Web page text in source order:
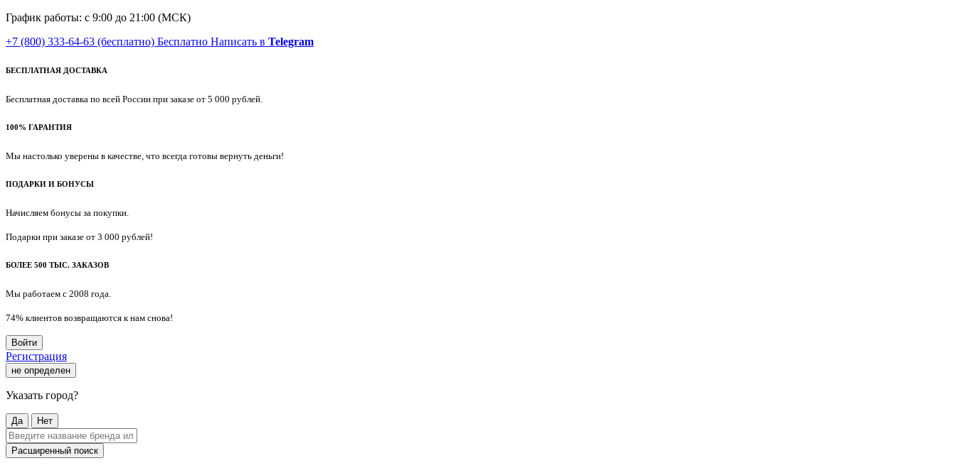
График работы: с 9:00 до 21:00 (МСК)
+7 (800) 333-64-63 (бесплатно) Бесплатно Написать в Telegram
БЕСПЛАТНАЯ ДОСТАВКА
Бесплатная доставка по всей России при заказе от 5 000 рублей.
100% ГАРАНТИЯ
Мы настолько уверены в качестве, что всегда готовы вернуть деньги!
ПОДАРКИ И БОНУСЫ
Начисляем бонусы за покупки.
Подарки при заказе от 3 000 рублей!
БОЛЕЕ 500 ТЫС. ЗАКАЗОВ
Мы работаем с 2008 года.
74% клиентов возвращаются к нам снова!
Войти
Регистрация
не определен
Указать город?
Да Нет
Расширенный поиск